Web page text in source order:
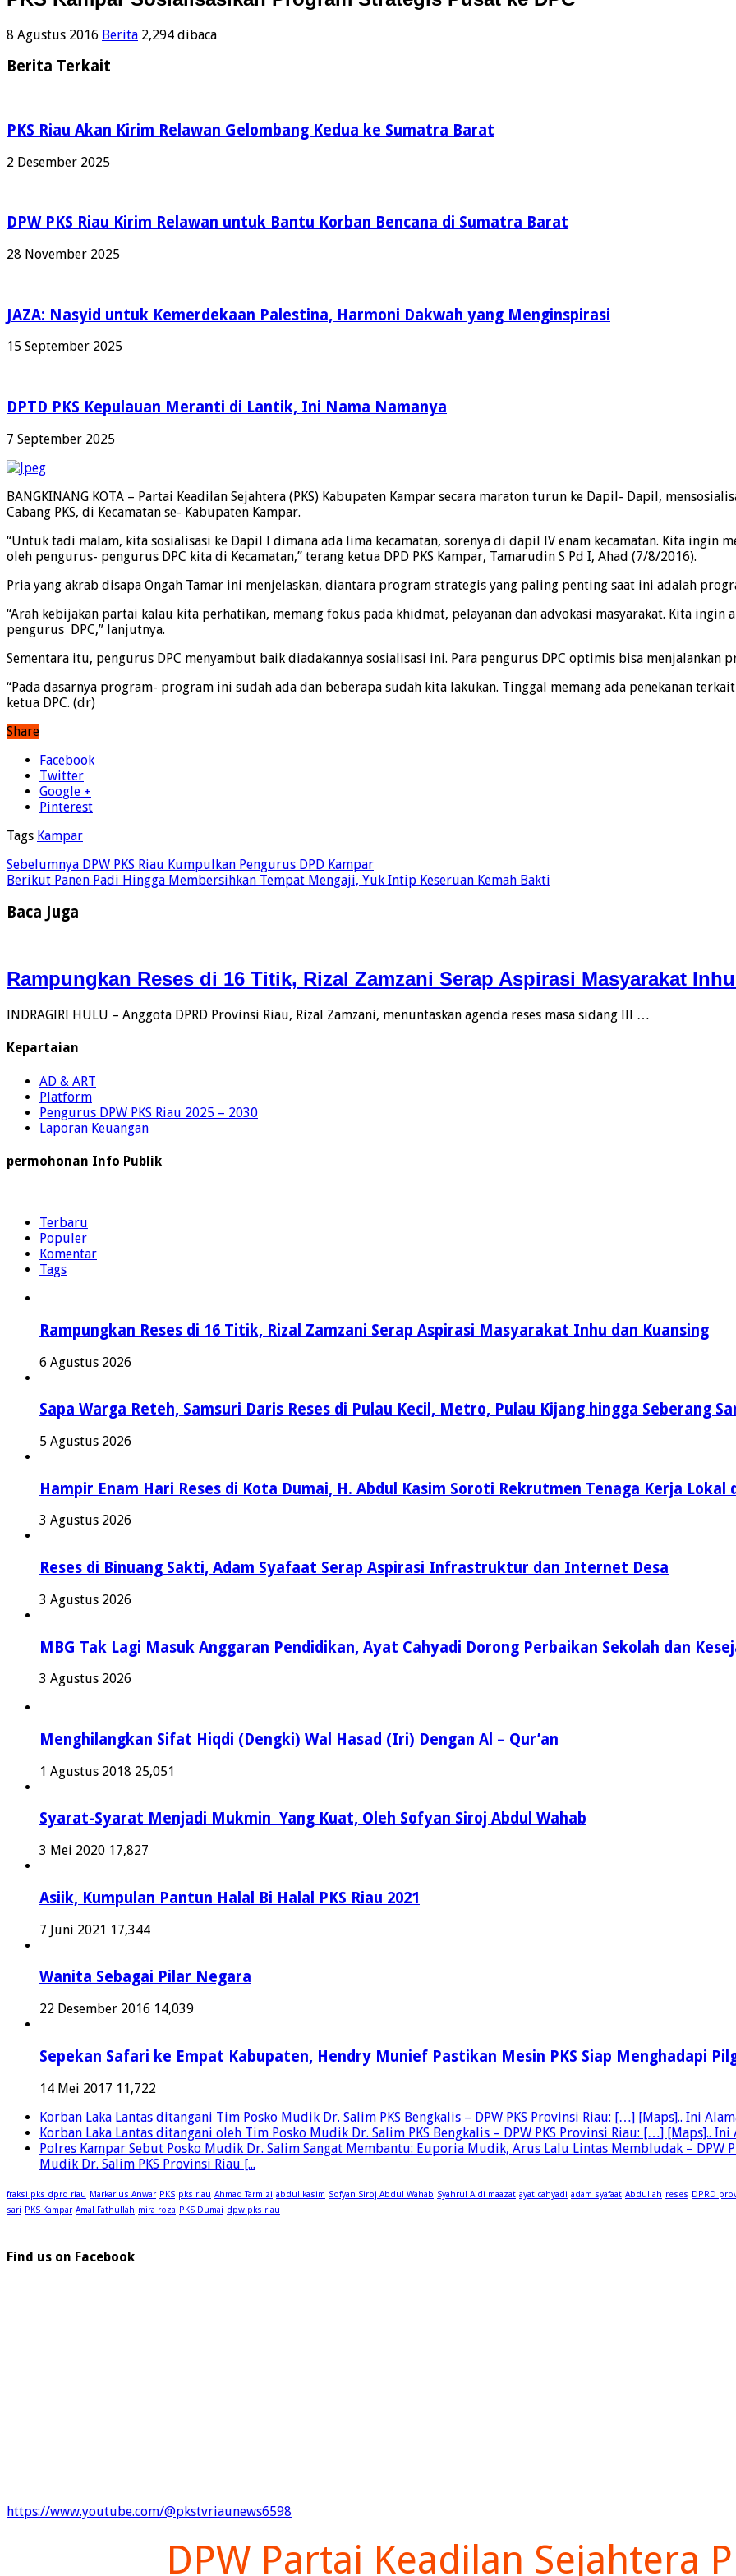
8 Agustus 2016 Berita 2,294 dibaca
Berita Terkait
PKS Riau Akan Kirim Relawan Gelombang Kedua ke Sumatra Barat
2 Desember 2025
DPW PKS Riau Kirim Relawan untuk Bantu Korban Bencana di Sumatra Barat
28 November 2025
JAZA: Nasyid untuk Kemerdekaan Palestina, Harmoni Dakwah yang Menginspirasi
15 September 2025
DPTD PKS Kepulauan Meranti di Lantik, Ini Nama Namanya
7 September 2025
BANGKINANG KOTA – Partai Keadilan Sejahtera (PKS) Kabupaten Kampar secara maraton turun ke Dapil- Dapil,
Cabang PKS, di Kecamatan se- Kabupaten Kampar.
“Untuk tadi malam, kita sosialisasi ke Dapil I dimana ada lima kecamatan, sorenya di dapil IV enam kecamatan. Kita
oleh pengurus- pengurus DPC kita di Kecamatan,” terang ketua DPD PKS Kampar, Tamarudin S Pd I, Ahad (7/8/2016).
Pria yang akrab disapa Ongah Tamar ini menjelaskan, diantara program strategis yang paling penting saat ini adalah
“Arah kebijakan partai kalau kita perhatikan, memang fokus pada khidmat, pelayanan dan advokasi masyarakat. Kita
pengurus DPC,” lanjutnya.
Sementara itu, pengurus DPC menyambut baik diadakannya sosialisasi ini. Para pengurus DPC optimis bisa menjalankan
“Pada dasarnya program- program ini sudah ada dan beberapa sudah kita lakukan. Tinggal memang ada penekanan
ketua DPC. (dr)
Share
Facebook
Twitter
Google +
Pinterest
Tags Kampar
Sebelumnya DPW PKS Riau Kumpulkan Pengurus DPD Kampar
Berikut Panen Padi Hingga Membersihkan Tempat Mengaji, Yuk Intip Keseruan Kemah Bakti
Baca Juga
Rampungkan Reses di 16 Titik, Rizal Zamzani Serap Aspirasi Masyarakat
INDRAGIRI HULU – Anggota DPRD Provinsi Riau, Rizal Zamzani, menuntaskan agenda reses masa sidang III …
Kepartaian
AD & ART
Platform
Pengurus DPW PKS Riau 2025 – 2030
Laporan Keuangan
permohonan Info Publik
Terbaru
Populer
Komentar
Tags
Rampungkan Reses di 16 Titik, Rizal Zamzani Serap Aspirasi Masyarakat Inhu dan Kuansing
6 Agustus 2026
Sapa Warga Reteh, Samsuri Daris Reses di Pulau Kecil, Metro, Pulau Kijang hingga Seberang
5 Agustus 2026
Hampir Enam Hari Reses di Kota Dumai, H. Abdul Kasim Soroti Rekrutmen Tenaga Kerja Lokal
3 Agustus 2026
Reses di Binuang Sakti, Adam Syafaat Serap Aspirasi Infrastruktur dan Internet Desa
3 Agustus 2026
MBG Tak Lagi Masuk Anggaran Pendidikan, Ayat Cahyadi Dorong Perbaikan Sekolah dan
3 Agustus 2026
Menghilangkan Sifat Hiqdi (Dengki) Wal Hasad (Iri) Dengan Al – Qur’an
1 Agustus 2018 25,051
Syarat-Syarat Menjadi Mukmin Yang Kuat, Oleh Sofyan Siroj Abdul Wahab
3 Mei 2020 17,827
Asiik, Kumpulan Pantun Halal Bi Halal PKS Riau 2021
7 Juni 2021 17,344
Wanita Sebagai Pilar Negara
22 Desember 2016 14,039
Sepekan Safari ke Empat Kabupaten, Hendry Munief Pastikan Mesin PKS Siap Menghadapi
14 Mei 2017 11,722
Korban Laka Lantas ditangani Tim Posko Mudik Dr. Salim PKS Bengkalis – DPW PKS Provinsi Riau: […] [Maps].. Ini
Korban Laka Lantas ditangani oleh Tim Posko Mudik Dr. Salim PKS Bengkalis – DPW PKS Provinsi Riau: […] [Maps]..
Polres Kampar Sebut Posko Mudik Dr. Salim Sangat Membantu: Euporia Mudik, Arus Lalu Lintas Membludak – DPW
Mudik Dr. Salim PKS Provinsi Riau [...
fraksi pks dprd riau Markarius Anwar PKS pks riau Ahmad Tarmizi abdul kasim Sofyan Siroj Abdul Wahab Syahrul Aidi maazat ayat cahyadi adam syafaat Abdullah reses DPRD
sari PKS Kampar Amal Fathullah mira roza PKS Dumai dpw pks riau
Find us on Facebook
https://www.youtube.com/@pkstvriaunews6598
DPW Partai Keadilan Sejahtera